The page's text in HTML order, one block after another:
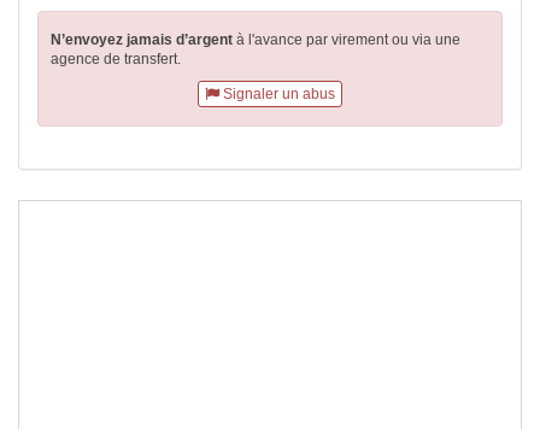
N’envoyez jamais d’argent à l'avance par virementou via une
agence de transfert.
Signaler un abus